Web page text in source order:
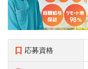
応募資格